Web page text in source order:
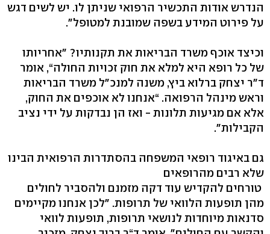
הנדרש אודות התכשיר הרפואי שניתן לו. יש לשים דגש
על פירוט המידע בשפה שמובנת למטופל‭."‬
וכיצד אוכף משרד הבריאות את תקנותיו? "אחריותו
של כל רופא היא למלא את חוק זכויות החולה‭,“‬ אומר
ד"ר יצחק ברלוא ביץ, משנה למנכ"ל משרד הבריאות
וראש מינהל הרפואה. “אנחנו לא אוכפים את החוק,
אלא אם מגיעות תלונות - ואז הן נבדקות על ידי נציב
הקבילות".
גם באיגוד רופאי המשפחה בהסתדרות הרפואית הבינו
שלא רבים מהרופאים
טורחים להקדיש עוד דקה מזמנם ולהסביר לחולים
מהן תופעות הלוואי של תרופות. "לכן אנחנו מקיימים
סדנאות מיוחדות לנושאי תרופות, תופעות לוואי